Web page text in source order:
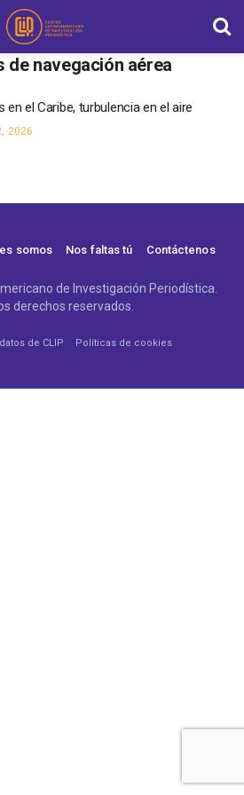
de navegación aérea
en el Caribe, turbulencia en el aire
2026
somos Nos faltas tú Contáctenos
de Investigación Periodística.
derechos reservados.
de CLIP Políticas de cookies